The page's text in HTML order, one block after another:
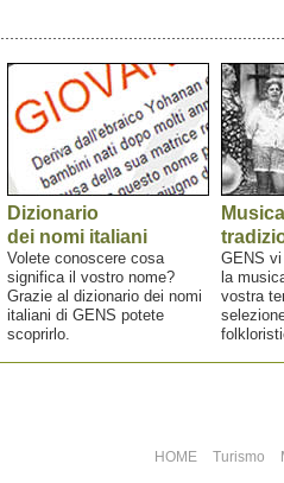
Dizionario
dei nomi italiani
Volete conoscere cosa
significa il vostro nome?
Grazie al dizionario dei nomi
italiani di GENS potete
scoprirlo.
Musica
GENS
la
vostra
HOME Turismo